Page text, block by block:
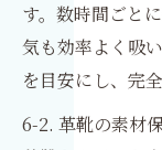
す。数時間ごと
気も効率よく吸
を目安にし、完
6-2. 革靴の素材